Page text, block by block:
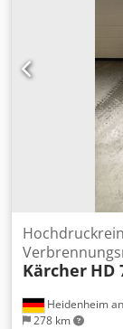
Heidenheim
278 km
Kärcher HD